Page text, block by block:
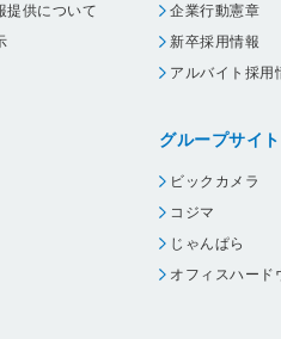
提供について
企業行動憲章
新卒採用情報
アルバイト採用
グループサイト
ビックカメラ
コジマ
じゃんぱら
オフィスハード